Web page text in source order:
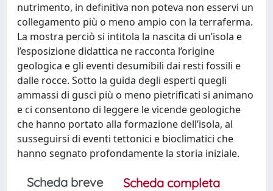
nutrimento, in definitiva non poteva non esservi un
collegamento più o meno ampio con la terraferma.
La mostra perciò si intitola la nascita di un’isola e
l’esposizione didattica ne racconta l’origine
geologica e gli eventi desumibili dai resti fossili e
dalle rocce. Sotto la guida degli esperti quegli
ammassi di gusci più o meno pietrificati si animano
e ci consentono di leggere le vicende geologiche
che hanno portato alla formazione dell’isola, al
susseguirsi di eventi tettonici e bioclimatici che
hanno segnato profondamente la storia iniziale.
Scheda breve
Scheda completa